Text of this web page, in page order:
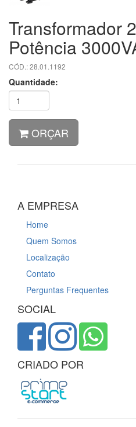
Transformador
Potência
CÓD.: 28.01.1192
Quantidade:
ORÇAR
A EMPRESA
Home
Quem Somos
Localização
Contato
Perguntas Frequentes
SOCIAL
CRIADO POR